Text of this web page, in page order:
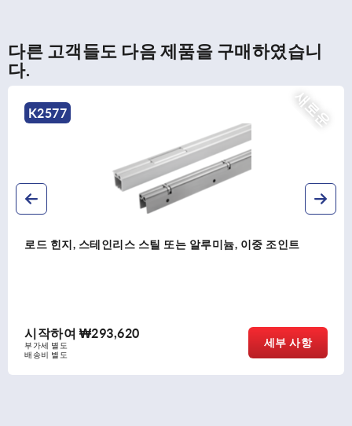
다른 고객들도 다음 제품을 구매하였습니
다.
, 스테인리스 스틸 또는 알루미늄, 이중 조인트
₩293,620 시
배송비